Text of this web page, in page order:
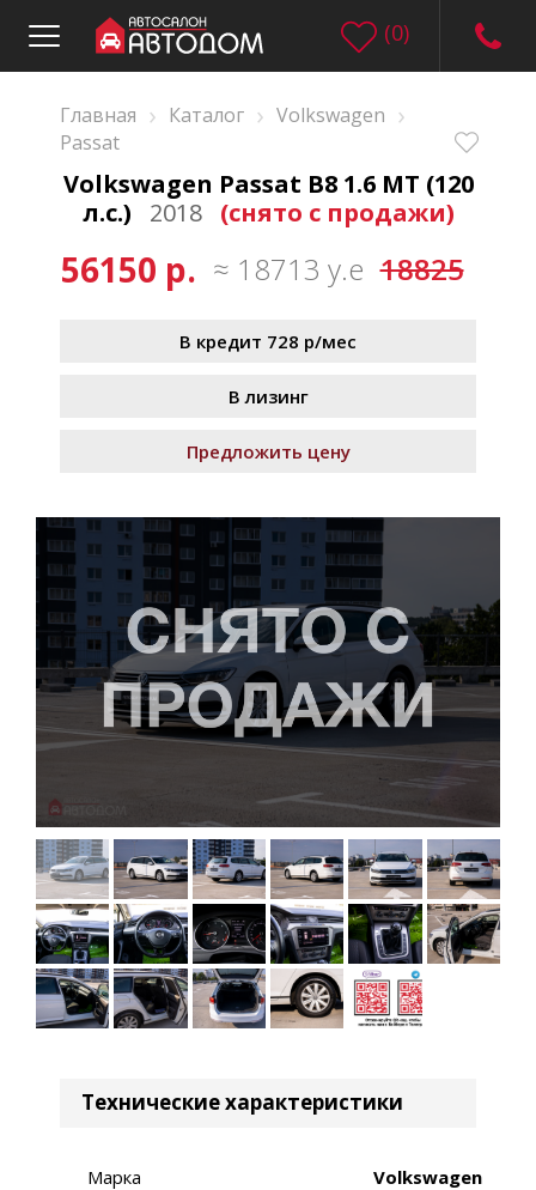
(0)
Главная › Каталог › Volkswagen ›
Passat
Volkswagen Passat B8 1.6 MT (120
л.с.)
2018 (снято с продажи)
56150 р. ≈ 18713 у.е 18825
В кредит 728 р/мес
В лизинг
Предложить цену
Технические характеристики
Марка Volkswagen